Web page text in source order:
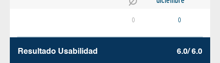
0 0
Resultado Usabilidad 6.0/ 6.0